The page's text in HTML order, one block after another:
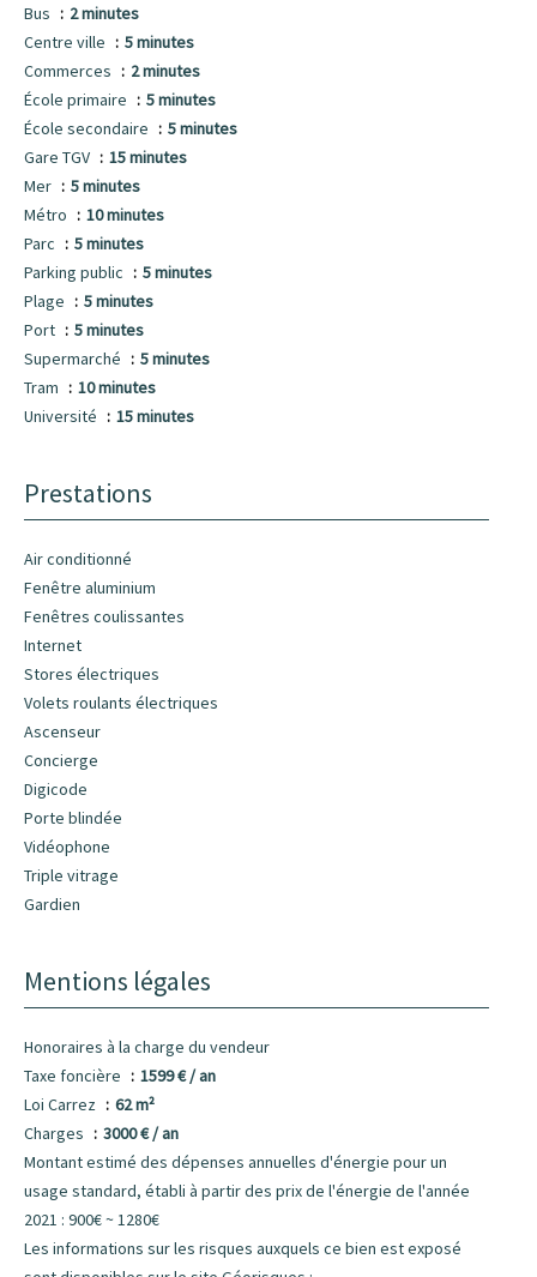
Bus
2 minutes
Centre ville
5 minutes
Commerces
2 minutes
École primaire
5 minutes
École secondaire
5 minutes
Gare TGV
15 minutes
Mer
5 minutes
Métro
10 minutes
Parc
5 minutes
Parking public
5 minutes
Plage
5 minutes
Port
5 minutes
Supermarché
5 minutes
Tram
10 minutes
Université
15 minutes
Prestations
Air conditionné
Fenêtre aluminium
Fenêtres coulissantes
Internet
Stores électriques
Volets roulants électriques
Ascenseur
Concierge
Digicode
Porte blindée
Vidéophone
Triple vitrage
Gardien
Mentions légales
Honoraires à la charge du vendeur
Taxe foncière
1599 € / an
Loi Carrez
62 m²
Charges
3000 € / an
Montant estimé des dépenses annuelles d'énergie pour un
usage standard, établi à partir des prix de l'énergie de l'année
2021 : 900€ ~ 1280€
Les informations sur les risques auxquels ce bien est exposé